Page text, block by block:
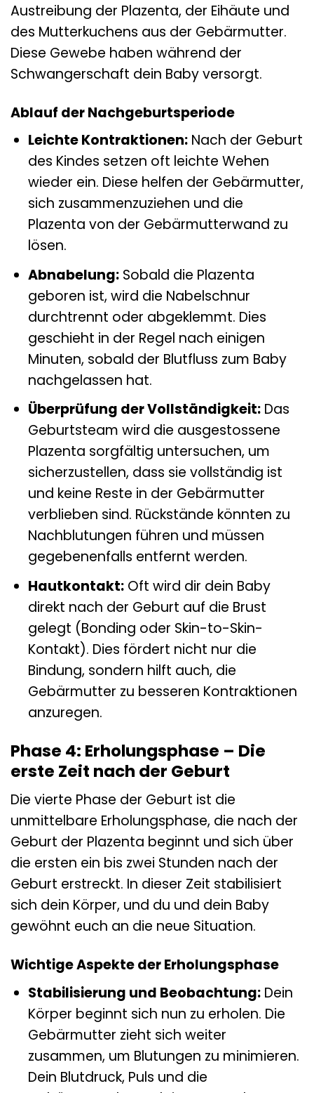
Austreibung der Plazenta, der Eihäute und
des Mutterkuchens aus der Gebärmutter.
Diese Gewebe haben während der
Schwangerschaft dein Baby versorgt.
Ablauf der Nachgeburtsperiode
Leichte Kontraktionen:Nach der Geburt
des Kindes setzen oft leichte Wehen
wieder ein. Diese helfen der Gebärmutter,
sich zusammenzuziehen und die
Plazenta von der Gebärmutterwand zu
lösen.
Abnabelung:Sobald die Plazenta
geboren ist, wird die Nabelschnur
durchtrennt oder abgeklemmt. Dies
geschieht in der Regel nach einigen
Minuten, sobald der Blutfluss zum Baby
nachgelassen hat.
Überprüfung der Vollständigkeit:Das
Geburtsteam wird die ausgestossene
Plazenta sorgfältig untersuchen, um
sicherzustellen, dass sie vollständig ist
und keine Reste in der Gebärmutter
verblieben sind. Rückstände könnten zu
Nachblutungen führen und müssen
gegebenenfalls entfernt werden.
Hautkontakt:Oft wird dir dein Baby
direkt nach der Geburt auf die Brust
gelegt (Bonding oder Skin-to-Skin-
Kontakt). Dies fördert nicht nur die
Bindung, sondern hilft auch, die
Gebärmutter zu besseren Kontraktionen
anzuregen.
Phase 4: Erholungsphase – Die
erste Zeit nach der Geburt
Die vierte Phase der Geburt ist die
unmittelbare Erholungsphase, die nach der
Geburt der Plazenta beginnt und sich über
die ersten ein bis zwei Stunden nach der
Geburt erstreckt. In dieser Zeit stabilisiert
sich dein Körper, und du und dein Baby
gewöhnt euch an die neue Situation.
Wichtige Aspekte der Erholungsphase
Stabilisierung und Beobachtung:Dein
Körper beginnt sich nun zu erholen. Die
Gebärmutter zieht sich weiter
zusammen, um Blutungen zu minimieren.
Dein Blutdruck, Puls und die